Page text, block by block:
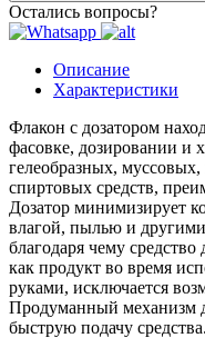
Остались вопросы?
Описание
Характеристики
Флакон с дозатором
фасовке, дозировании и
гелеобразных,
спиртовых средств,
Дозатор минимизирует
влагой, пылью и
благодаря чему
как продукт во время
руками, исключается
Продуманный механизм
быструю подачу средства.